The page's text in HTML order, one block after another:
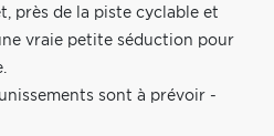
près de la piste cyclable et
vraie petite séduction pour
sont à prévoir -